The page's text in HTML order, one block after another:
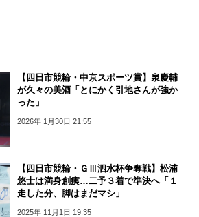
【四日市競輪・中京スポーツ賞】泉慶輔
が久々の美酒「とにかく引地さんが強か
った」
2026年 1月30日 21:55
【四日市競輪・ＧⅢ泗水杯争奪戦】松浦
悠士は満身創痍…二予３着で準決へ「１
走した分、脚はまだマシ」
2025年 11月1日 19:35